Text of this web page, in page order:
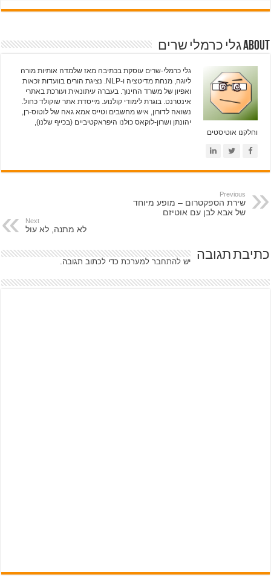
About גלי כרמלי שרים
גלי כרמלי-שרים עוסקת בכתיבה מאז שלמדה אותיות מורה
ליוגה, מנחת מדיטציה ו-NLP. נציגת הורים בוועדות זכאות
ואפיון של משרד החינוך. בעברה עיתונאית ועורכת באתרי
אינטרנט. בוגרת לימודי קולנוע. מייסדת אתר שוקולד כחול.
נשואה לדורון, איש מחשבים וטייס אמא גאה של לוטוס-רן,
יהונתן ושרון-לוקאס כולנו היפראקטיביים (בכייף שלנו),
וחלקנו אוטיסטים
Previous
שירת הספקטרום – מופע מיוחד
של אבא לבן עם אוטיזם
Next
לא מתנה, לא עול
כתיבת תגובה ישלהתחבר למערכת כדי לכתוב תגובה.